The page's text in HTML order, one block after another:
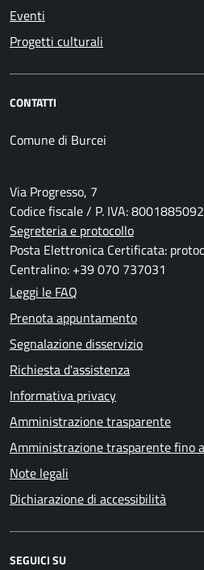
Eventi
Progetti culturali
CONTATTI
Comune di Burcei
Via Progresso, 7
Codice fiscale / P. IVA:
Segreteria e protocollo
Posta Elettronica Certificata:
Centralino: +39 070 737031
Leggi le FAQ
Prenota appuntamento
Segnalazione disservizio
Richiesta d'assistenza
Informativa privacy
Amministrazione trasparente
Amministrazione trasparente fino
Note legali
Dichiarazione di accessibilità
SEGUICI SU